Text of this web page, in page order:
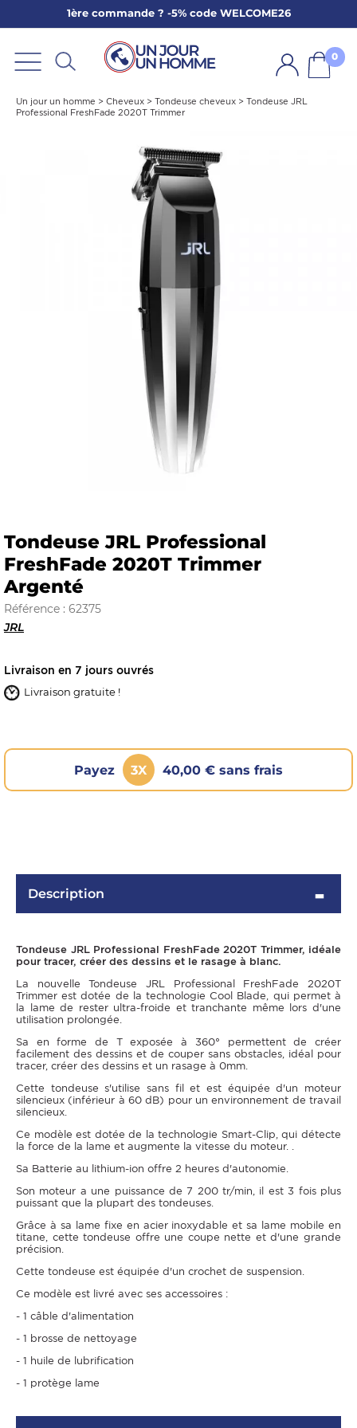
1ère commande ? -5% code WELCOME26
0
Un jour un homme > Cheveux > Tondeuse cheveux > Tondeuse JRL
Professional FreshFade 2020T Trimmer
Tondeuse JRL Professional
FreshFade 2020T Trimmer
Argenté
Référence : 62375
JRL
Livraison en 7 jours ouvrés
Livraison gratuite !
Payez 3X 40,00 € sans frais
Description
Tondeuse JRL Professional FreshFade 2020T Trimmer, idéale
pour tracer, créer des dessins et le rasage à blanc.
La nouvelle Tondeuse JRL Professional FreshFade 2020T
Trimmer est dotée de la technologie Cool Blade, qui permet à
la lame de rester ultra-froide et tranchante même lors d'une
utilisation prolongée.
Sa en forme de T exposée à 360° permettent de créer
facilement des dessins et de couper sans obstacles, idéal pour
tracer, créer des dessins et un rasage à 0mm.
Cette tondeuse s'utilise sans fil et est équipée d'un moteur
silencieux (inférieur à 60 dB) pour un environnement de travail
silencieux.
Ce modèle est dotée de la technologie Smart-Clip, qui détecte
la force de la lame et augmente la vitesse du moteur. .
Sa Batterie au lithium-ion offre 2 heures d'autonomie.
Son moteur a une puissance de 7 200 tr/min, il est 3 fois plus
puissant que la plupart des tondeuses.​
Grâce à sa lame fixe en acier inoxydable et sa lame mobile en
titane, cette tondeuse offre une coupe nette et d'une grande
précision.
Cette tondeuse est équipée d'un crochet de suspension.
Ce modèle est livré avec ses accessoires :
- 1 câble d'alimentation
- 1 brosse de nettoyage
- 1 huile de lubrification
- 1 protège lame